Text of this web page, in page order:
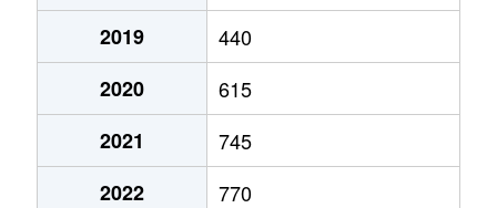
2019
440
2020
615
2021
745
2022
770